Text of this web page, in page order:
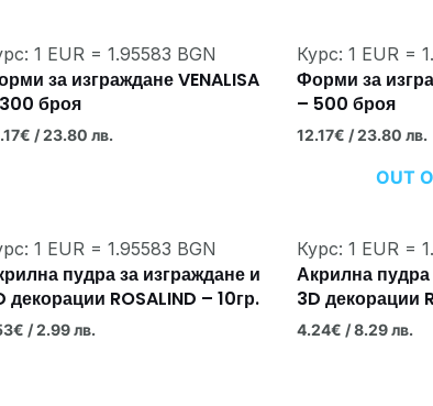
1 EUR = 1.95583 BGN
за изграждане VENALISA
броя
€ / 23.80 лв.
Курс: 1 EUR =
Форми за
– 500 броя
12.17€ / 23.80 лв.
1 EUR = 1.95583 BGN
пудра за изграждане и
декорации ROSALIND – 10гр.
€ / 2.99 лв.
OUT
Курс: 1 EUR =
Акрилна пудра
3D декорации
4.24€ / 8.29 лв.